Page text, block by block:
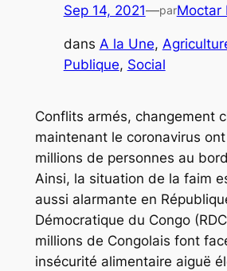
Sep 14, 2021—parMoctar
dans A la Une,
Publique, Social
Conflits armés, changement
maintenant le coronavirus
millions de personnes au
Ainsi, la situation de la faim
aussi alarmante en
Démocratique du Congo
millions de Congolais font
insécurité alimentaire aiguë